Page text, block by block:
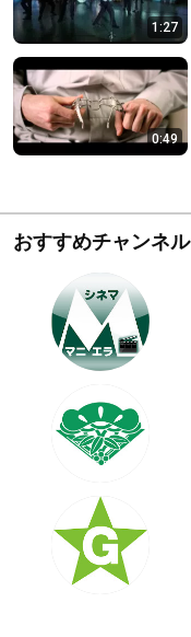
1:27
0:49
おすすめチャンネル